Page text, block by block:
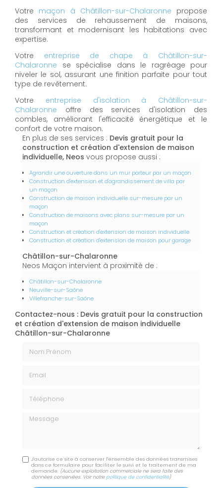
Votre maçon à Châtillon-sur-Chalaronne propose
des services de rehaussement de maisons,
transformant et modernisant les habitations avec
expertise.
Votre entreprise de chape à Châtillon-sur-
Chalaronne se spécialise dans le ragréage pour
niveler le sol, assurant une finition parfaite pour tout
type de revêtement.
Votre entreprise d'isolation à Châtillon-sur-
Chalaronne offre des services d'isolation des
combles, améliorant l'efficacité énergétique et le
confort de votre maison.
En plus de ses services : Devis gratuit pour la
construction et création d'extension de maison
individuelle, Neos vous propose aussi :
Agrandir une ouverture dans un mur porteur par un maçon
Construction d'extension et d'agrandissement de villa par
un maçon
Construction de maison individuelle sur-mesure par un
maçon
Construction de maisons avec plans sur-mesure par un
maçon
Construction et création d'extension de maison individuelle
Construction et création d'extension de maison pour garage
Châtillon-sur-Chalaronne
Neos Maçon intervient à proximité de :
Châtillon-sur-Chalaronne
Neuville-sur-Saône
Villefranche-sur-Saône
Contactez-nous : Devis gratuit pour la construction
et création d'extension de maison individuelle
Châtillon-sur-Chalaronne
Message
J'autorise ce site à conserver l'ensemble des données transmises
dans ce formulaire pour faciliter le suivi et le traitement de ma
demande. (Aucune exploitation commerciale ne sera faite des
données conservées. Voir notre politique de confidentialité)